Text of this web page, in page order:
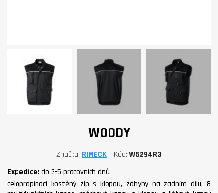
WOODY
Značka RIMECK Kód W5294R3
Expedice: do 3-5 pracovních dnů.
celopropínací kostěný zip s klopou, záhyby na zadním dílu, 8